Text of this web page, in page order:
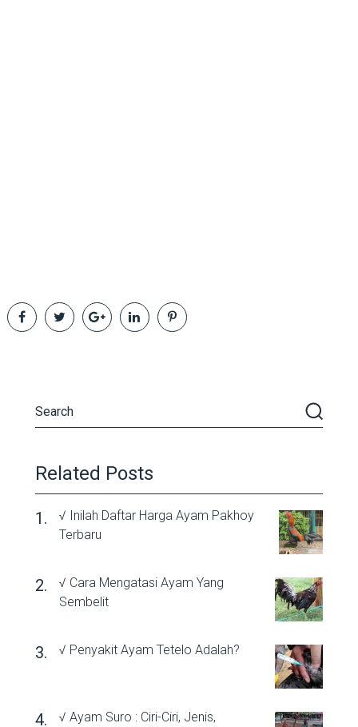
Related Posts
√ Inilah Daftar Harga Ayam Pakhoy
Terbaru
√ Cara Mengatasi Ayam Yang
Sembelit
√ Penyakit Ayam Tetelo Adalah?
√ Ayam Suro : Ciri-Ciri, Jenis,